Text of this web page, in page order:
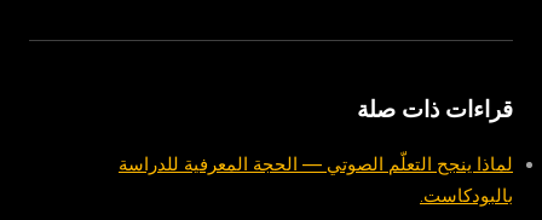
قراءات ذات صلة
لماذا ينجح التعلّم الصوتي — الحجة المعرفية للدراسة
بالبودكاست.